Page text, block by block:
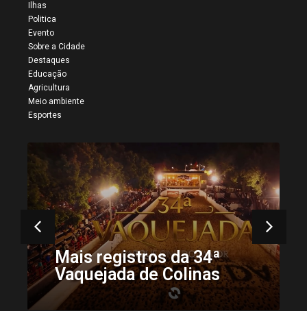
Ilhas
Politica
Evento
Sobre a Cidade
Destaques
Educação
Agricultura
Meio ambiente
Esportes
34ª Vaquejada do Parque
Onildo Maior reúne
multidão e confirma
Colinas como a capital da
tradição sertaneja